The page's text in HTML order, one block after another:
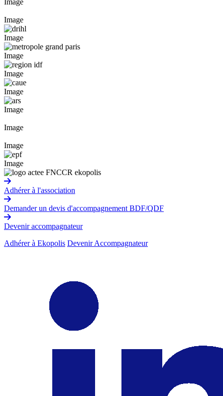
Image
Image
Image
Image
Image
Image
Image
Image
Image
Image
Adhérer à l'association
Demander un devis d'accompagnement BDF/QDF
Devenir accompagnateur
Adhérer à Ekopolis Devenir Accompagnateur